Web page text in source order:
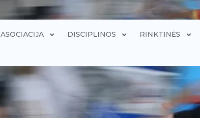
ASOCIACIJA DISCIPLINOS RINKTINĖS